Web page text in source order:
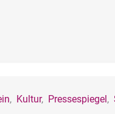
, Kultur, Pressespiegel,